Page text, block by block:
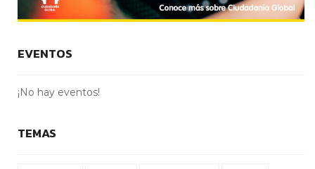
EVENTOS
¡No hay eventos!
TEMAS